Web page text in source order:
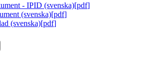
- IPID (svenska)[pdf]
(svenska)[pdf]
(svenska)[pdf]